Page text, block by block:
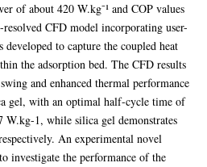
of about 420 W.kg⁻¹ and COP values
CFD model incorporating user-
to capture the coupled heat
the adsorption bed. The CFD results
and enhanced thermal performance
gel, with an optimal half-cycle time of
W.kg-1, while silica gel demonstrates
An experimental novel
investigate the performance of the